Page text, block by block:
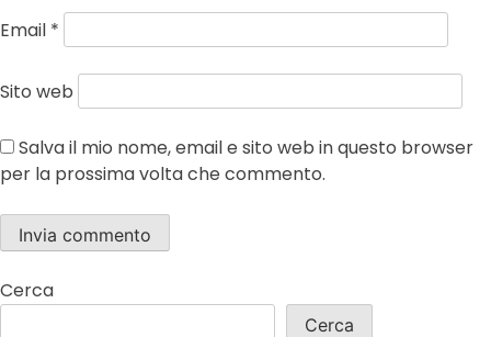
Email *
Sito web
Salva il mio nome, email e sito web in questo browser
per la prossima volta che commento.
Cerca
Cerca